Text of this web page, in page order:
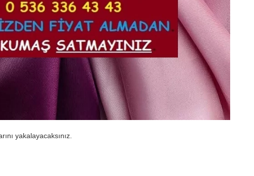
yakalayacaksınız.